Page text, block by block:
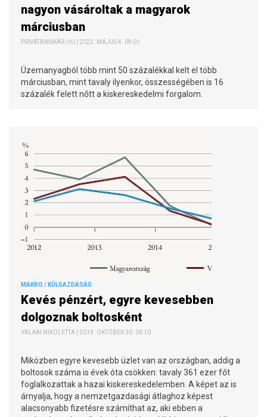
nagyon vásároltak a magyarok
márciusban
PRIVÁTBANKÁR.HU | 2022. MÁJUS 4. 09:01
Üzemanyagból több mint 50 százalékkal kelt el több
márciusban, mint tavaly ilyenkor, összességében is 16
százalék felett nőtt a kiskereskedelmi forgalom.
MAKRO / KÜLGAZDASÁG
Kevés pénzért, egyre kevesebben
dolgoznak boltosként
VALKAI NIKOLETTA | 2019. OKTÓBER 30. 06:10
Miközben egyre kevesebb üzlet van az országban, addig a
boltosok száma is évek óta csökken: tavaly 361 ezer főt
foglalkozattak a hazai kiskereskedelemben. A képet az is
árnyalja, hogy a nemzetgazdasági átlaghoz képest
alacsonyabb fizetésre számíthat az, aki ebben a